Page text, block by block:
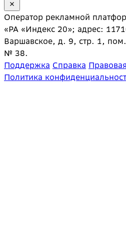
Оператор рекламной
«РА «Индекс 20»; адрес:
Варшавское, д. 9, стр. 1,
№ 38.
Поддержка Справка
Политика